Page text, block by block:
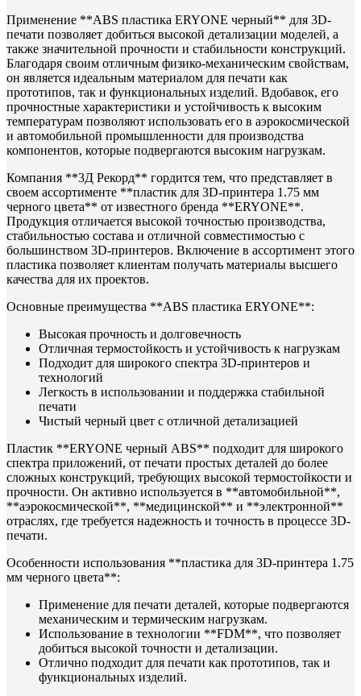
Применение **ABS пластика ERYONE черный** для 3D-
печати позволяет добиться высокой детализации моделей, а
также значительной прочности и стабильности конструкций.
Благодаря своим отличным физико-механическим свойствам,
он является идеальным материалом для печати как
прототипов, так и функциональных изделий. Вдобавок, его
прочностные характеристики и устойчивость к высоким
температурам позволяют использовать его в аэрокосмической
и автомобильной промышленности для производства
компонентов, которые подвергаются высоким нагрузкам.
Компания **3Д Рекорд** гордится тем, что представляет в
своем ассортименте **пластик для 3D-принтера 1.75 мм
черного цвета** от известного бренда **ERYONE**.
Продукция отличается высокой точностью производства,
стабильностью состава и отличной совместимостью с
большинством 3D-принтеров. Включение в ассортимент этого
пластика позволяет клиентам получать материалы высшего
качества для их проектов.
Основные преимущества **ABS пластика ERYONE**:
Высокая прочность и долговечность
Отличная термостойкость и устойчивость к нагрузкам
Подходит для широкого спектра 3D-принтеров и
технологий
Легкость в использовании и поддержка стабильной
печати
Чистый черный цвет с отличной детализацией
Пластик **ERYONE черный ABS** подходит для широкого
спектра приложений, от печати простых деталей до более
сложных конструкций, требующих высокой термостойкости и
прочности. Он активно используется в **автомобильной**,
**аэрокосмической**, **медицинской** и **электронной**
отраслях, где требуется надежность и точность в процессе 3D-
печати.
Особенности использования **пластика для 3D-принтера 1.75
мм черного цвета**:
Применение для печати деталей, которые подвергаются
механическим и термическим нагрузкам.
Использование в технологии **FDM**, что позволяет
добиться высокой точности и детализации.
Отлично подходит для печати как прототипов, так и
функциональных изделий.